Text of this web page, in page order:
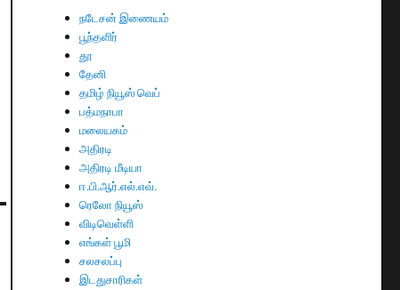
நடேசன் இணையம்
பூந்தளிர்
தூ
தேனி
தமிழ் நியூஸ் வெப்
பத்மநாபா
மலையகம்
அதிரடி
அதிரடி மீடியா
ஈ.பி.ஆர்.எல்.எவ்.
ரெலோ நியூஸ்
விடிவெள்ளி
எங்கள் பூமி
சலசலப்பு
இடதுசாரிகள்